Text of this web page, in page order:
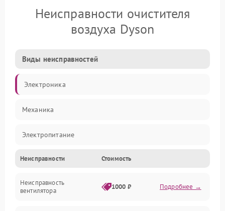
Неисправности очистителя
воздуха Dyson
Виды неисправностей
Электроника
Механика
Электропитание
Фильтры
Механические повреждения
Неисправности Стоимость
Неисправность
вентилятора
1000 ₽ Подробнее →